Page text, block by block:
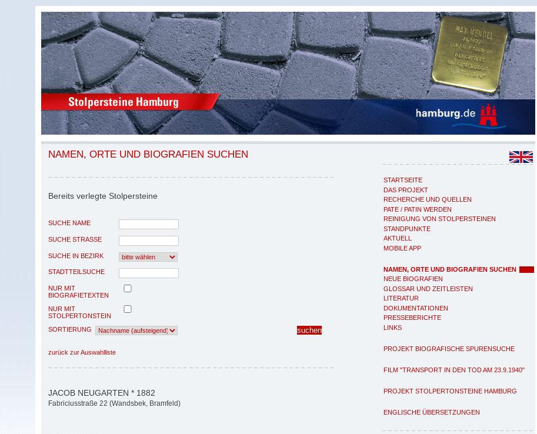
STARTSEITE
DAS PROJEKT
RECHERCHE UND QUELLEN
PATE / PATIN WERDEN
REINIGUNG VON STOLPERSTEINEN
STANDPUNKTE
AKTUELL
MOBILE APP
NAMEN, ORTE UND BIOGRAFIEN SUCHEN
NEUE BIOGRAFIEN
GLOSSAR UND ZEITLEISTEN
LITERATUR
DOKUMENTATIONEN
PRESSEBERICHTE
LINKS
PROJEKT BIOGRAFISCHE SPURENSUCHE
FILM "TRANSPORT IN DEN TOD AM 23.9.1940"
PROJEKT STOLPERTONSTEINE HAMBURG
ENGLISCHE ÜBERSETZUNGEN
NAMEN, ORTE UND BIOGRAFIEN SUCHEN
Bereits verlegte Stolpersteine
SUCHE NAME
SUCHE STRASSE
SUCHE IN BEZIRK
STADTTEILSUCHE
NUR MIT
BIOGRAFIETEXTEN
NUR MIT
STOLPERTONSTEIN
SORTIERUNG
zurück zur Auswahlliste
JACOB NEUGARTEN * 1882
Fabriciusstraße 22 (Wandsbek, Bramfeld)